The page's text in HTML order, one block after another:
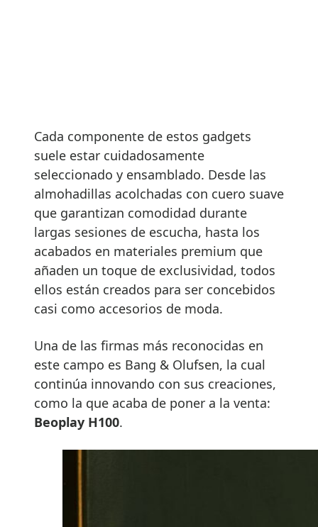
Cada componente de estos gadgets
suele estar cuidadosamente
seleccionado y ensamblado. Desde las
almohadillas acolchadas con cuero suave
que garantizan comodidad durante
largas sesiones de escucha, hasta los
acabados en materiales premium que
añaden un toque de exclusividad, todos
ellos están creados para ser concebidos
casi como accesorios de moda.
Una de las firmas más reconocidas en
este campo es Bang & Olufsen, la cual
continúa innovando con sus creaciones,
como la que acaba de poner a la venta:
Beoplay H100.